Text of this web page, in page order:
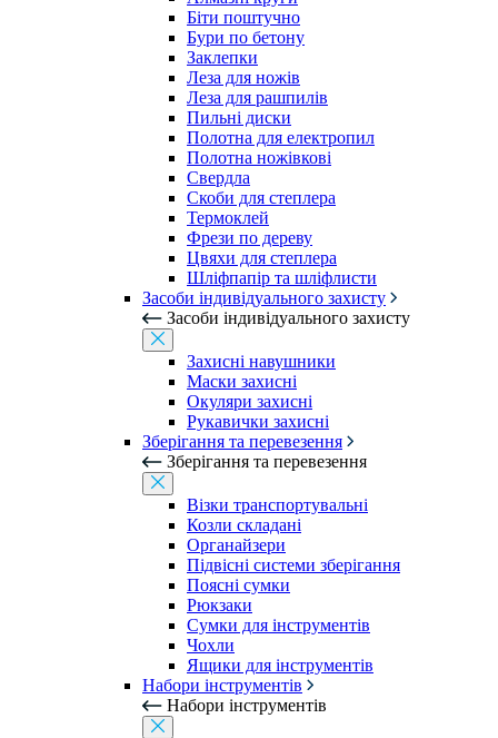
Біти поштучно
Бури по бетону
Заклепки
Леза для ножів
Леза для рашпилів
Пильні диски
Полотна для електропил
Полотна ножівкові
Свердла
Скоби для степлера
Термоклей
Фрези по дереву
Цвяхи для степлера
Шліфпапір та шліфлисти
Засоби індивідуального захисту
Засоби індивідуального захисту
Захисні навушники
Маски захисні
Окуляри захисні
Рукавички захисні
Зберігання та перевезення
Зберігання та перевезення
Візки транспортувальні
Козли складані
Органайзери
Підвісні системи зберігання
Поясні сумки
Рюкзаки
Сумки для інструментів
Чохли
Ящики для інструментів
Набори інструментів
Набори інструментів